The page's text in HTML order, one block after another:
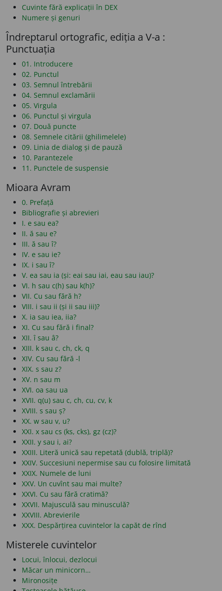
Cuvinte fără explicații în DEX
Numere și genuri
Îndreptarul ortografic, ediția a V-a :
Punctuația
01. Introducere
02. Punctul
03. Semnul întrebării
04. Semnul exclamării
05. Virgula
06. Punctul și virgula
07. Două puncte
08. Semnele citării (ghilimelele)
09. Linia de dialog și de pauză
10. Parantezele
11. Punctele de suspensie
Mioara Avram
0. Prefață
Bibliografie și abrevieri
I. e sau ea?
II. ă sau e?
III. ă sau î?
IV. e sau ie?
IX. i sau î?
V. ea sau ia (și: eai sau iai, eau sau iau)?
VI. h sau c(h) sau k(h)?
VII. Cu sau fără h?
VIII. i sau ii (și ii sau iii)?
X. ia sau iea, iia?
XI. Cu sau fără i final?
XII. î sau â?
XIII. k sau c, ch, ck, q
XIV. Cu sau fără -l
XIX. s sau z?
XV. n sau m
XVI. oa sau ua
XVII. q(u) sau c, ch, cu, cv, k
XVIII. s sau ș?
XX. w sau v, u?
XXI. x sau cs (ks, cks), gz (cz)?
XXII. y sau i, ai?
XXIII. Literă unică sau repetată (dublă, triplă)?
XXIV. Succesiuni nepermise sau cu folosire limitată
XXIX. Numele de luni
XXV. Un cuvînt sau mai multe?
XXVI. Cu sau fără cratimă?
XXVII. Majusculă sau minusculă?
XXVIII. Abrevierile
XXX. Despărțirea cuvintelor la capăt de rînd
Misterele cuvintelor
Locui, înlocui, dezlocui
Măcar un minicorn…
Mironosițe